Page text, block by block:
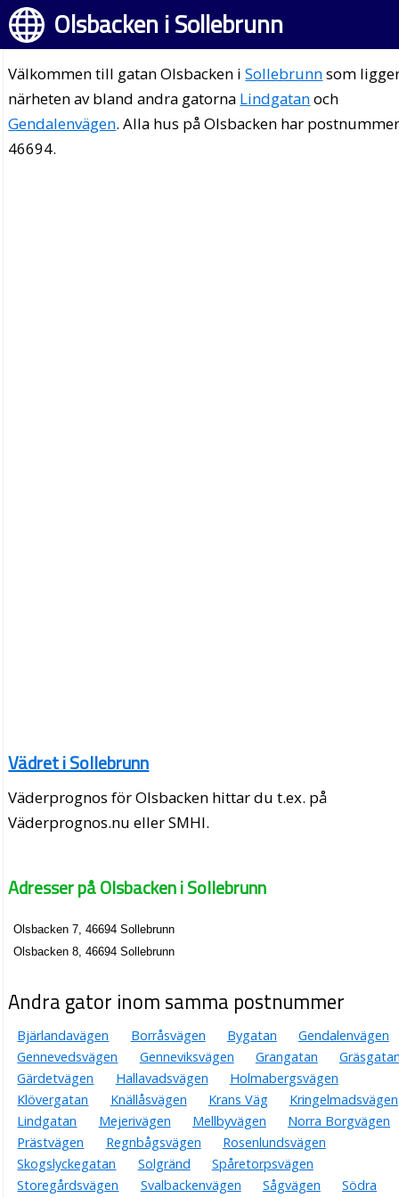
Olsbacken i Sollebrunn
Välkommen till gatan Olsbacken iSollebrunnsom
närheten av bland andra gatorna Lindgatanoch
Gendalenvägen. Alla hus på Olsbacken har
46694.
Vädret i Sollebrunn
Väderprognos för Olsbacken hittar du t.ex. på
Väderprognos.nu eller SMHI.
Adresser på Olsbacken i Sollebrunn
Olsbacken 7, 46694 Sollebrunn
Olsbacken 8, 46694 Sollebrunn
Andra gator inom samma postnummer
Bjärlandavägen Borråsvägen Bygatan
Gendalenvägen
Gennevedsvägen
Genneviksvägen Grangatan
Gärdetvägen
Hallavadsvägen
Holmabergsvägen
Klövergatan
Knällåsvägen Krans Väg
Kringelmadsvägen
Lindgatan
Mejerivägen Mellbyvägen
Norra Borgvägen
Prästvägen
Regnbågsvägen
Rosenlundsvägen
Skogslyckegatan
Solgränd
Spåretorpsvägen
Storegårdsvägen
Svalbackenvägen Sågvägen
Södra